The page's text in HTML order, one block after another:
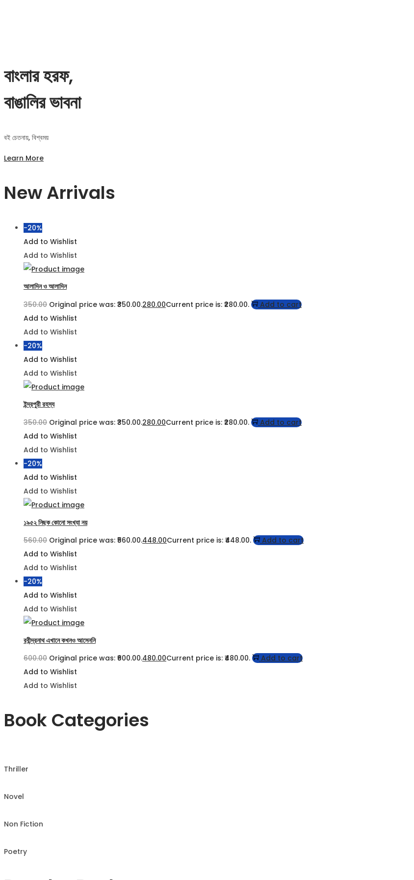
বাংলার হরফ,
বাঙালির ভাবনা
বই চেতনায়, বিশ্বময়
Learn More
New Arrivals
-20%
Add to Wishlist
Add to Wishlist
আলাদিন ও আলাদিন
350.00 Original price was: ₹350.00.280.00Current price is: ₹280.00.
Add to cart
Add to Wishlist
Add to Wishlist
-20%
Add to Wishlist
Add to Wishlist
ইন্দ্রপুরী রহস্য
350.00 Original price was: ₹350.00.280.00Current price is: ₹280.00.
Add to cart
Add to Wishlist
Add to Wishlist
-20%
Add to Wishlist
Add to Wishlist
১৯৫২ নিছক কোনো সংখ্যা নয়
560.00 Original price was: ₹560.00.448.00Current price is: ₹448.00.
Add to cart
Add to Wishlist
Add to Wishlist
-20%
Add to Wishlist
Add to Wishlist
রবীন্দ্রনাথ এখানে কখনও আসেননি
600.00 Original price was: ₹600.00.480.00Current price is: ₹480.00.
Add to cart
Add to Wishlist
Add to Wishlist
Book Categories
Thriller
Novel
Non Fiction
Poetry